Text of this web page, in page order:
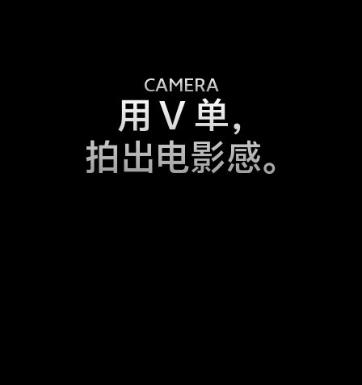
CAMERA
用 V 单，
拍出电影感。